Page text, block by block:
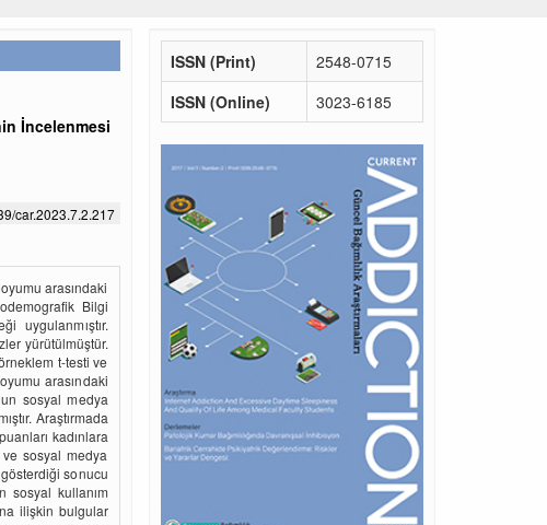
İncelenmesi
car.2023.7.2.217
arasındaki
Bilgi
uygulanmıştır.
yürütülmüştür.
t-testi ve
arasındaki
sosyal medya
Araştırmada
kadınlara
sosyal medya
gösterdiği sonucu
sosyal kullanım
ilişkin bulgular
ISSN (Print)
2548-0715
ISSN (Online)
3023-6185